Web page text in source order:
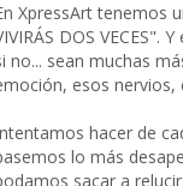
XpressArt tenemos
DOS
no... sean muchas
esos nervios,
hacer de
lo más
sacar a